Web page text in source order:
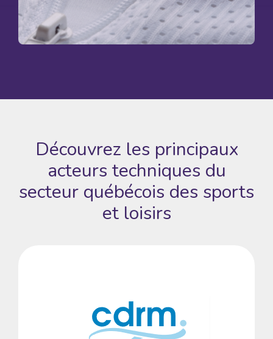
Découvrez les principaux
acteurs techniques du
secteur québécois des sports
et loisirs